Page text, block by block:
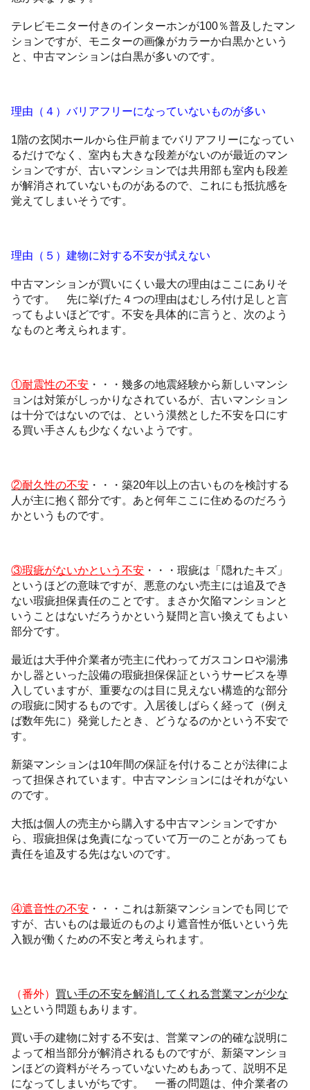
テレビモニター付きのインターホンが100％普及したマン
ションですが、モニターの画像がカラーか白黒かという
と、中古マンションは白黒が多いのです。
理由（４）バリアフリーになっていないものが多い
1階の玄関ホールから住戸前までバリアフリーになってい
るだけでなく、室内も大きな段差がないのが最近のマン
ションですが、古いマンションでは共用部も室内も段差
が解消されていないものがあるので、これにも抵抗感を
覚えてしまいそうです。
理由（５）建物に対する不安が拭えない
中古マンションが買いにくい最大の理由はここにありそ
うです。 先に挙げた４つの理由はむしろ付け足しと言
ってもよいほどです。不安を具体的に言うと、次のよう
なものと考えられます。
①耐震性の不安 ・・・幾多の地震経験から新しいマンシ
ョンは対策がしっかりなされているが、古いマンション
は十分ではないのでは、という漠然とした不安を口にす
る買い手さんも少なくないようです。
②耐久性の不安 ・・・築20年以上の古いものを検討する
人が主に抱く部分です。あと何年ここに住めるのだろう
かというものです。
③瑕疵がないかという不安 ・・・瑕疵は「隠れたキズ」
というほどの意味ですが、悪意のない売主には追及でき
ない瑕疵担保責任のことです。まさか欠陥マンションと
いうことはないだろうかという疑問と言い換えてもよい
部分です。
最近は大手仲介業者が売主に代わってガスコンロや湯沸
かし器といった設備の瑕疵担保保証というサービスを導
入していますが、重要なのは目に見えない構造的な部分
の瑕疵に関するものです。入居後しばらく経って（例え
ば数年先に）発覚したとき、どうなるのかという不安で
す。
新築マンションは10年間の保証を付けることが法律によ
って担保されています。中古マンションにはそれがない
のです。
大抵は個人の売主から購入する中古マンションですか
ら、瑕疵担保は免責になっていて万一のことがあっても
責任を追及する先はないのです。
④遮音性の不安 ・・・これは新築マンションでも同じで
すが、古いものは最近のものより遮音性が低いという先
入観が働くための不安と考えられます。
（番外） 買い手の不安を解消してくれる営業マンが少な
いという問題もあります。
買い手の建物に対する不安は、営業マンの的確な説明に
よって相当部分が解消されるものですが、新築マンショ
ンほどの資料がそろっていないためもあって、説明不足
になってしまいがちです。 一番の問題は、仲介業者の